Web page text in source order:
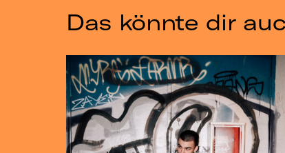
Das könnte dir